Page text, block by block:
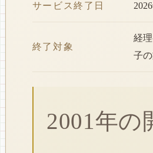
サービス終了日
終了対象
経
子
2001年の